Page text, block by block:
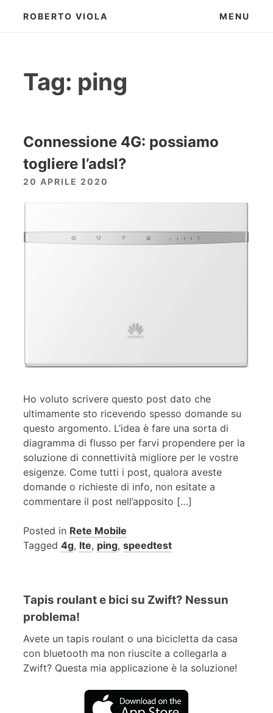
ROBERTO VIOLA MENU
Tag: ping
Connessione 4G: possiamo
togliere l’adsl?
20 APRILE 2020
Ho voluto scrivere questo post dato che
ultimamente sto ricevendo spesso domande su
questo argomento. L’idea è fare una sorta di
diagramma di flusso per farvi propendere per la
soluzione di connettività migliore per le vostre
esigenze. Come tutti i post, qualora aveste
domande o richieste di info, non esitate a
commentare il post nell’apposito […]
Posted in Rete Mobile
Tagged 4g, lte, ping, speedtest
Tapis roulant e bici su Zwift? Nessun
problema!
Avete un tapis roulant o una bicicletta da casa
con bluetooth ma non riuscite a collegarla a
Zwift? Questa mia applicazione è la soluzione!